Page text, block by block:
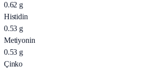
0.62 g
Histidin
0.53 g
Metiyonin
0.53 g
Çinko